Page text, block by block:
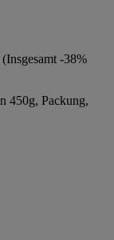
-38%
450g, Packung,